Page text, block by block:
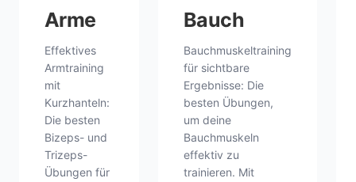
Arme
Effektives
Armtraining
mit
Kurzhanteln:
Die besten
Bizeps- und
Trizeps-
Übungen für
Bauch
Bauchmuskeltraining
für sichtbare
Ergebnisse: Die
besten Übungen,
um deine
Bauchmuskeln
effektiv zu
trainieren. Mit